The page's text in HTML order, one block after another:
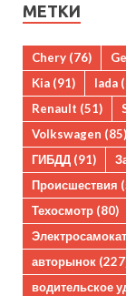
МЕТКИ
Chery (76)
Kia (91) lada
Renault (51)
Volkswagen (85)
ГИБДД (91)
Происшествия
Техосмотр (80)
Электросамокат
авторынок
водительское